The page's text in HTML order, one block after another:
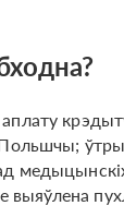
выяўлена